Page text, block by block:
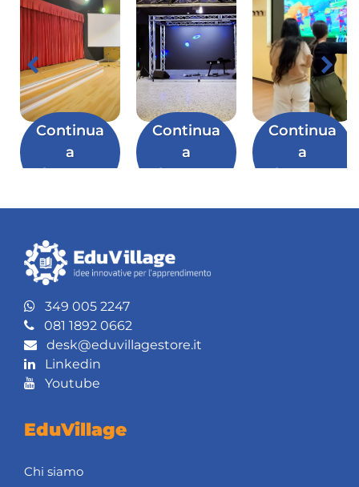
Continua
a
leggere
Continua
a
leggere
Continua
a
leggere
349 005 2247
081 1892 0662
desk@eduvillagestore.it
Linkedin
Youtube
EduVillage
Chi siamo